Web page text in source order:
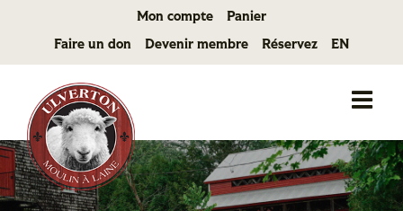
Mon compte Panier
Faire un don Devenir membre Réservez EN